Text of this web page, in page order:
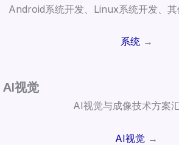
Android系统开发、Linux系统开发、其
系统→
AI视觉
AI视觉与成像技术方案汇
AI视觉 →